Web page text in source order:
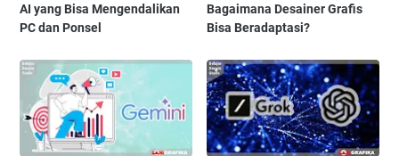
AI yang Bisa Mengendalikan
PC dan Ponsel
Bagaimana Desainer Grafis
Bisa Beradaptasi?